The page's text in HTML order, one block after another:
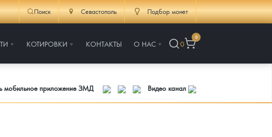
Поиск Севастополь Подбор монет
КОТИРОВКИ КОНТАКТЫ О НАС 0
0
мобильное приложение ЗМД
Видео канал